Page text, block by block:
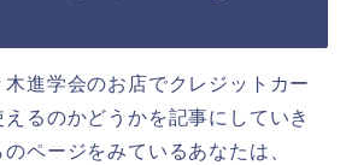
進学会のお店でクレジットカー
えるのかどうかを記事にしていき
ページをみているあなたは、